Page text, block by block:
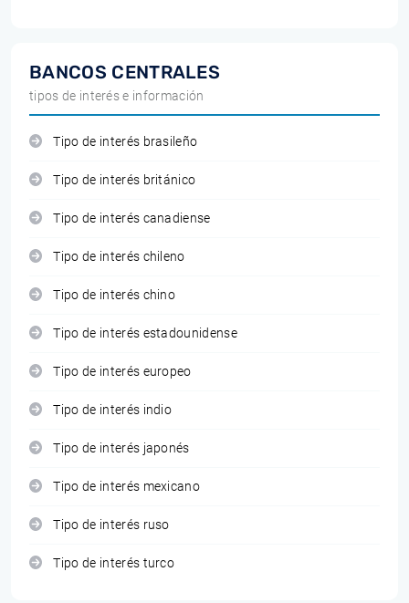
BANCOS CENTRALES
tipos de interés e información
Tipo de interés brasileño
Tipo de interés británico
Tipo de interés canadiense
Tipo de interés chileno
Tipo de interés chino
Tipo de interés estadounidense
Tipo de interés europeo
Tipo de interés indio
Tipo de interés japonés
Tipo de interés mexicano
Tipo de interés ruso
Tipo de interés turco